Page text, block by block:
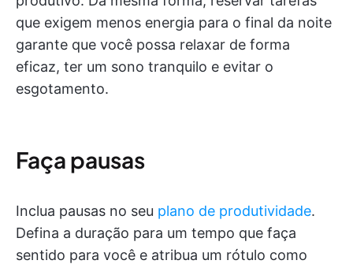
que exigem menos energia para o final da noite
garante que você possa relaxar de forma
eficaz, ter um sono tranquilo e evitar o
esgotamento.
Faça pausas
Inclua pausas no seu plano de produtividade.
Defina a duração para um tempo que faça
sentido para você e atribua um rótulo como